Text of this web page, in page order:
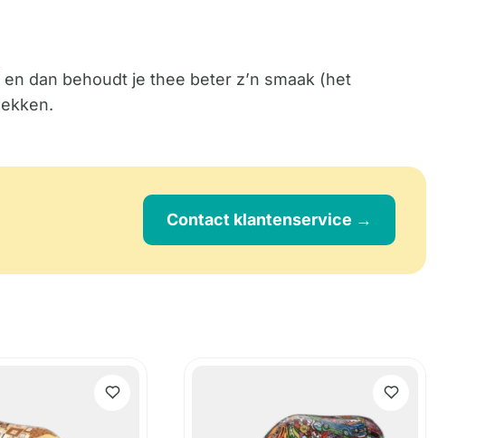
dan behoudt je thee beter z’n smaak (het
Contact klantenservice →